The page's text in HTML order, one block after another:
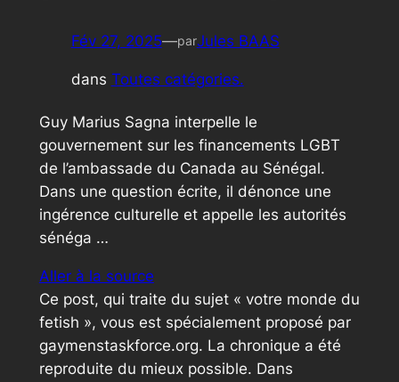
Fév 27, 2025—parJules BAAS
dans Toutes catégories.
Guy Marius Sagna interpelle le
gouvernement sur les financements LGBT
de l’ambassade du Canada au Sénégal.
Dans une question écrite, il dénonce une
ingérence culturelle et appelle les autorités
sénéga …
Aller à la source
Ce post, qui traite du sujet « votre monde du
fetish », vous est spécialement proposé par
gaymenstaskforce.org. La chronique a été
reproduite du mieux possible. Dans